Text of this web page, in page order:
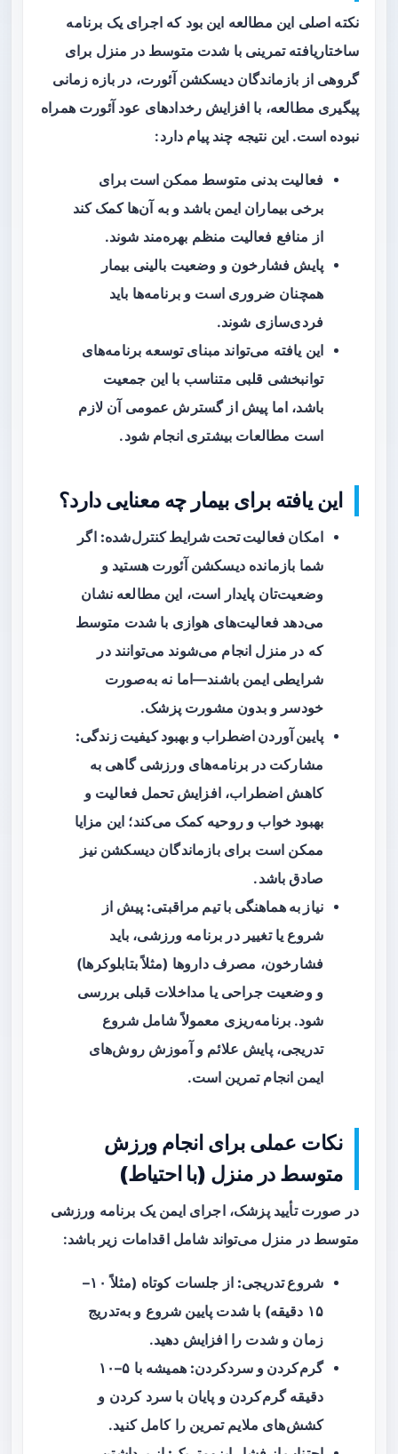
نکته اصلی این مطالعه این بود که اجرای یک برنامه
ساختاریافته تمرینی با شدت متوسط در منزل برای
گروهی از بازماندگان دیسکشن آئورت، در بازه زمانی
پیگیری مطالعه، با افزایش رخدادهای عود آئورت همراه
نبوده است. این نتیجه چند پیام دارد:
فعالیت بدنی متوسط ممکن است برای
برخی بیماران ایمن باشد و به آن‌ها کمک کند
از منافع فعالیت منظم بهره‌مند شوند.
پایش فشارخون و وضعیت بالینی بیمار
همچنان ضروری است و برنامه‌ها باید
فردی‌سازی شوند.
این یافته می‌تواند مبنای توسعه برنامه‌های
توانبخشی قلبی متناسب با این جمعیت
باشد، اما پیش از گسترش عمومی آن لازم
است مطالعات بیشتری انجام شود.
این یافته برای بیمار چه معنایی دارد؟
امکان فعالیت تحت شرایط کنترل‌شده: اگر
شما بازمانده دیسکشن آئورت هستید و
وضعیت‌تان پایدار است، این مطالعه نشان
می‌دهد فعالیت‌های هوازی با شدت متوسط
که در منزل انجام می‌شوند می‌توانند در
شرایطی ایمن باشند—اما نه به‌صورت
خودسر و بدون مشورت پزشک.
پایین آوردن اضطراب و بهبود کیفیت زندگی:
مشارکت در برنامه‌های ورزشی گاهی به
کاهش اضطراب، افزایش تحمل فعالیت و
بهبود خواب و روحیه کمک می‌کند؛ این مزایا
ممکن است برای بازماندگان دیسکشن نیز
صادق باشد.
نیاز به هماهنگی با تیم مراقبتی: پیش از
شروع یا تغییر در برنامه ورزشی، باید
فشارخون، مصرف داروها (مثلاً بتابلوکرها)
و وضعیت جراحی یا مداخلات قبلی بررسی
شود. برنامه‌ریزی معمولاً شامل شروع
تدریجی، پایش علائم و آموزش روش‌های
ایمن انجام تمرین است.
نکات عملی برای انجام ورزش
متوسط در منزل (با احتیاط)
در صورت تأیید پزشک، اجرای ایمن یک برنامه ورزشی
متوسط در منزل می‌تواند شامل اقدامات زیر باشد:
شروع تدریجی:
از جلسات کوتاه (مثلاً ۱۰–
۱۵ دقیقه) با شدت پایین شروع و به‌تدریج
زمان و شدت را افزایش دهید.
گرم‌کردن و سرد‌کردن:
همیشه با ۵–۱۰
دقیقه گرم‌کردن و پایان با سرد کردن و
کشش‌های ملایم تمرین را کامل کنید.